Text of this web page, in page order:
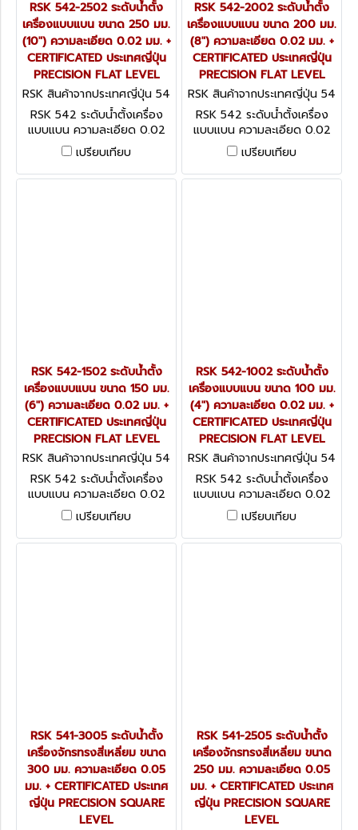
RSK 542-2502 ระดับน้ำตั้ง
เครื่องแบบแบน ขนาด 250 มม.
(10") ความละเอียด 0.02 มม. +
CERTIFICATED ประเทศญี่ปุ่น
PRECISION FLAT LEVEL
RSK สินค้าจากประเทศญี่ปุ่น 54
2-2502
RSK 542 ระดับน้ำตั้งเครื่อง
แบบแบน ความละเอียด 0.02
มม. + CERTIFICATED ประเทศ
ญี่ปุ่น PRECISION FLAT
LEVEL
เปรียบเทียบ
RSK 542-2002 ระดับน้ำตั้ง
เครื่องแบบแบน ขนาด 200 มม.
(8") ความละเอียด 0.02 มม. +
CERTIFICATED ประเทศญี่ปุ่น
PRECISION FLAT LEVEL
RSK สินค้าจากประเทศญี่ปุ่น 54
2-2002
RSK 542 ระดับน้ำตั้งเครื่อง
แบบแบน ความละเอียด 0.02
มม. + CERTIFICATED ประเทศ
ญี่ปุ่น PRECISION FLAT
LEVEL
เปรียบเทียบ
RSK 542-1502 ระดับน้ำตั้ง
เครื่องแบบแบน ขนาด 150 มม.
(6") ความละเอียด 0.02 มม. +
CERTIFICATED ประเทศญี่ปุ่น
PRECISION FLAT LEVEL
RSK สินค้าจากประเทศญี่ปุ่น 54
2-1502
RSK 542 ระดับน้ำตั้งเครื่อง
แบบแบน ความละเอียด 0.02
มม. + CERTIFICATED ประเทศ
ญี่ปุ่น PRECISION FLAT
LEVEL
เปรียบเทียบ
RSK 542-1002 ระดับน้ำตั้ง
เครื่องแบบแบน ขนาด 100 มม.
(4") ความละเอียด 0.02 มม. +
CERTIFICATED ประเทศญี่ปุ่น
PRECISION FLAT LEVEL
RSK สินค้าจากประเทศญี่ปุ่น 54
2-1002
RSK 542 ระดับน้ำตั้งเครื่อง
แบบแบน ความละเอียด 0.02
มม. + CERTIFICATED ประเทศ
ญี่ปุ่น PRECISION FLAT
LEVEL
เปรียบเทียบ
RSK 541-3005 ระดับน้ำตั้ง
เครื่องจักรทรงสี่เหลี่ยม ขนาด
300 มม. ความละเอียด 0.05
มม. + CERTIFICATED ประเทศ
ญี่ปุ่น PRECISION SQUARE
LEVEL
RSK 541-2505 ระดับน้ำตั้ง
เครื่องจักรทรงสี่เหลี่ยม ขนาด
250 มม. ความละเอียด 0.05
มม. + CERTIFICATED ประเทศ
ญี่ปุ่น PRECISION SQUARE
LEVEL